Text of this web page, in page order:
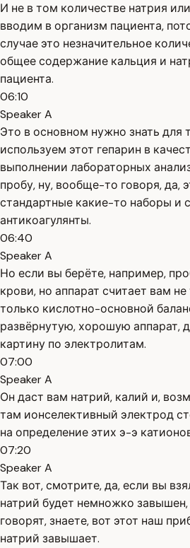
И не в том количестве натрия
вводим в организм пациента,
случае это незначительное
общее содержание кальция и
пациента.
06:10
Speaker A
Это в основном нужно знать для
используем этот гепарин в
выполнении лабораторных
пробу, ну, вообще-то говоря, да,
стандартные какие-то наборы и
антикоагулянты.
06:40
Speaker A
Но если вы берёте, например,
крови, но аппарат считает вам
только кислотно-основной
развёрнутую, хорошую аппарат,
картину по электролитам.
07:00
Speaker A
Он даст вам натрий, калий и,
там ионселективный электрод
на определение этих э-э
07:20
Speaker A
Так вот, смотрите, да, если вы
натрий будет немножко
говорят, знаете, вот этот наш
натрий завышает.